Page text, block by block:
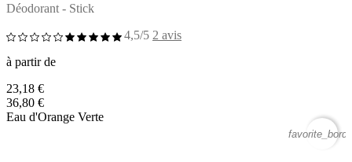
Déodorant - Stick
4,5/5 2 avis
à partir de
23,18 €
36,80 €
Eau d'Orange Verte